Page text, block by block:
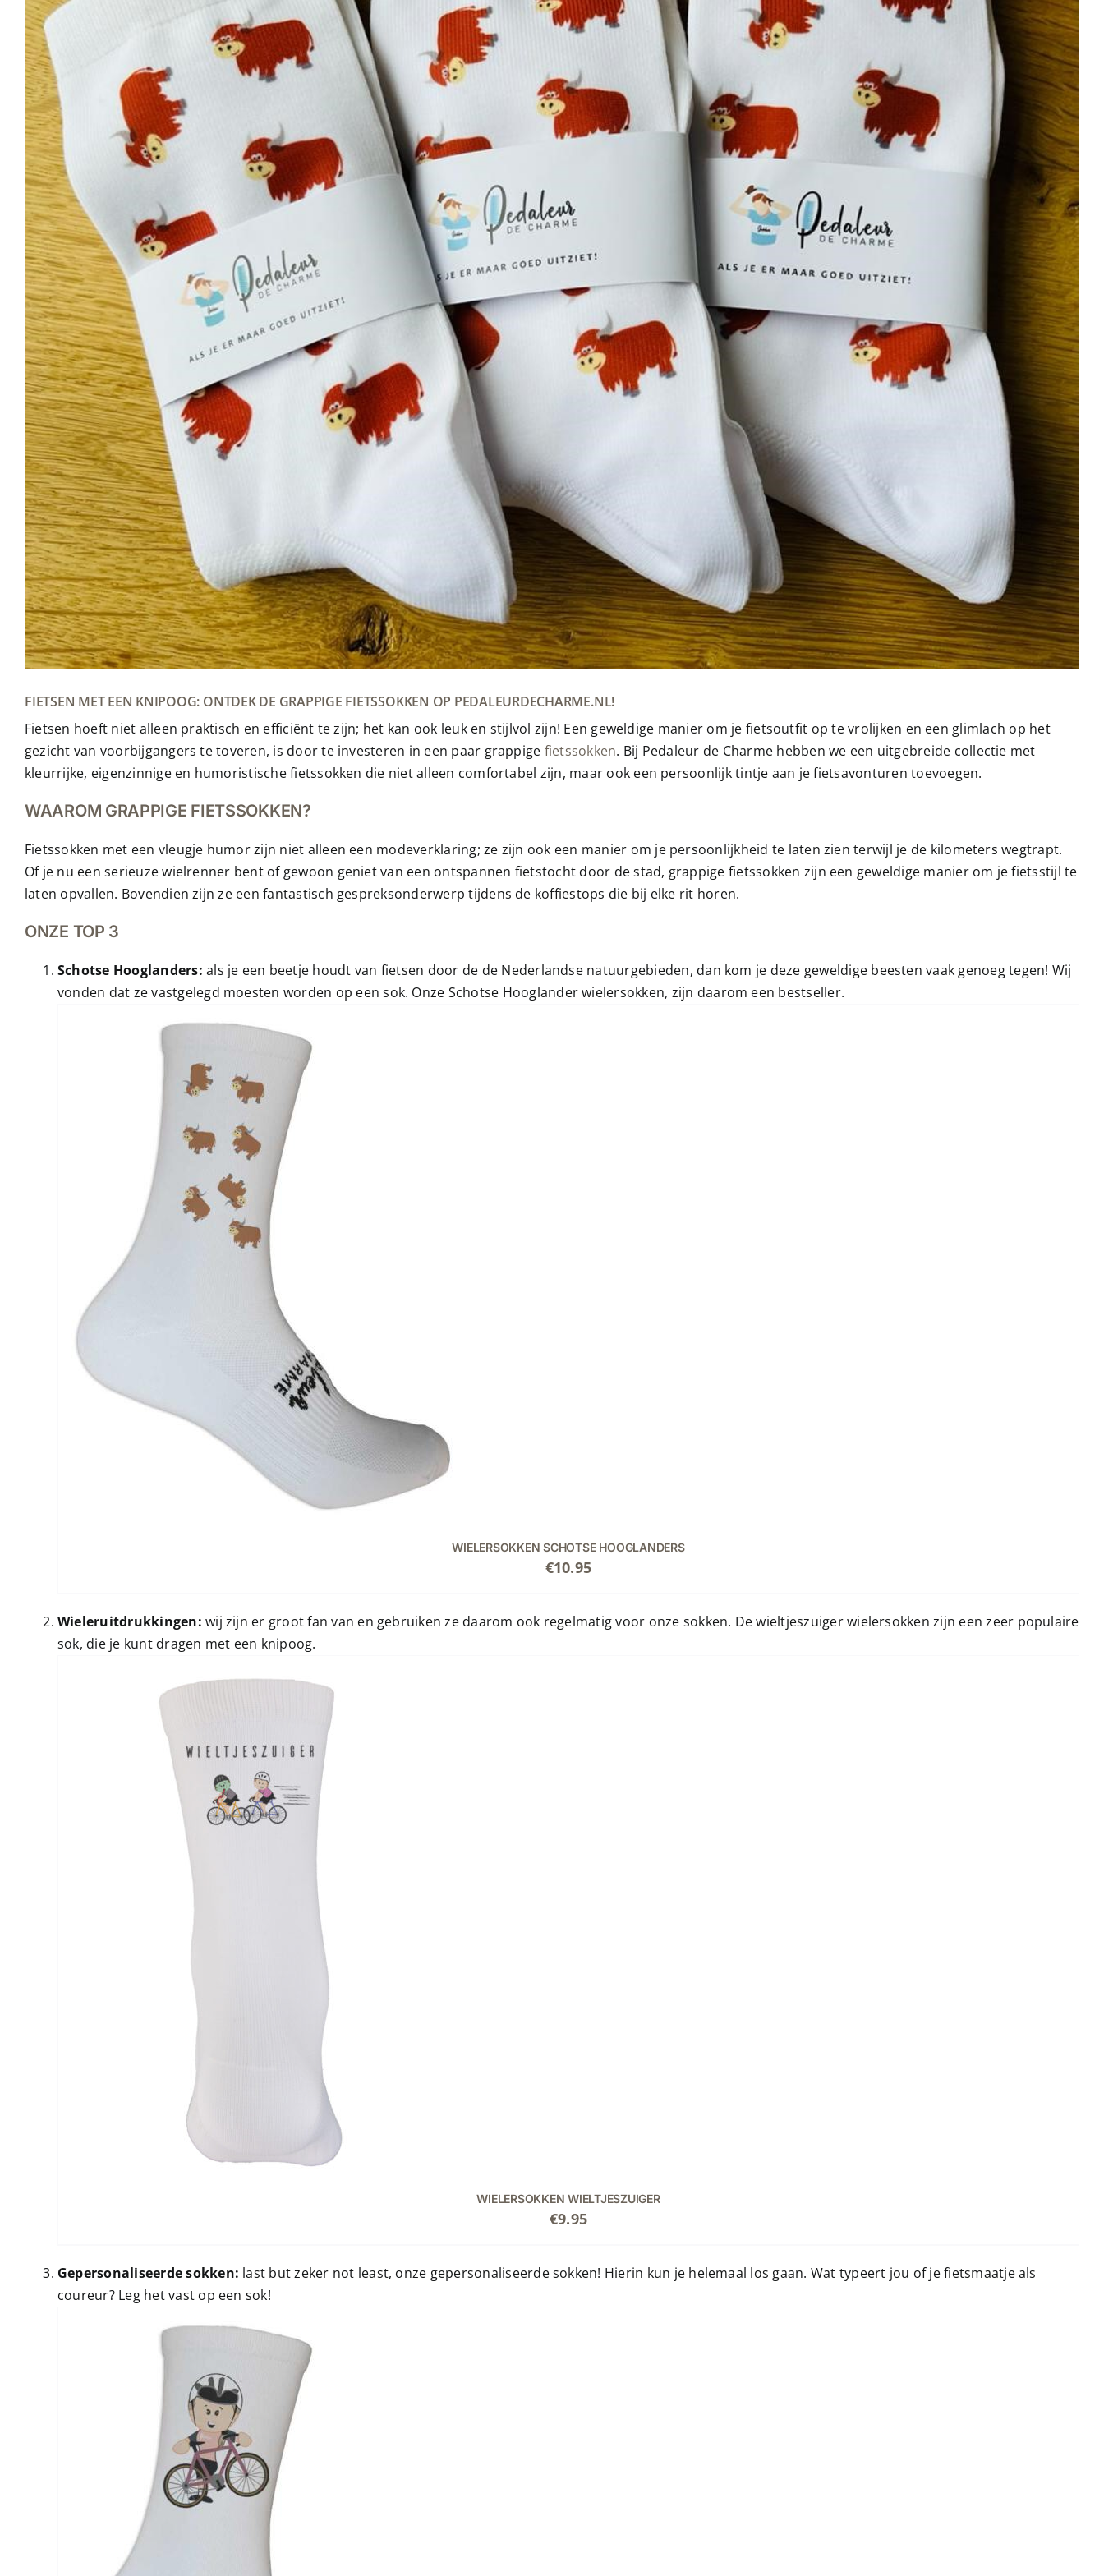
FIETSEN MET EEN KNIPOOG: ONTDEK DE GRAPPIGE FIETSSOKKEN OP PEDALEURDECHARME.NL!
Fietsen hoeft niet alleen praktisch en efficiënt te zijn; het kan ook leuk en stijlvol zijn! Een geweldige manier om je fietsoutfit op te vrolijken en een glimlach op het
gezicht van voorbijgangers te toveren, is door te investeren in een paar grappige fietssokken. Bij Pedaleur de Charme hebben we een uitgebreide collectie met
kleurrijke, eigenzinnige en humoristische fietssokken die niet alleen comfortabel zijn, maar ook een persoonlijk tintje aan je fietsavonturen toevoegen.
WAAROM GRAPPIGE FIETSSOKKEN?
Fietssokken met een vleugje humor zijn niet alleen een modeverklaring; ze zijn ook een manier om je persoonlijkheid te laten zien terwijl je de kilometers wegtrapt.
Of je nu een serieuze wielrenner bent of gewoon geniet van een ontspannen fietstocht door de stad, grappige fietssokken zijn een geweldige manier om je fietsstijl te
laten opvallen. Bovendien zijn ze een fantastisch gespreksonderwerp tijdens de koffiestops die bij elke rit horen.
ONZE TOP 3
Schotse Hooglanders: als je een beetje houdt van fietsen door de de Nederlandse natuurgebieden, dan kom je deze geweldige beesten vaak genoeg tegen! Wij
vonden dat ze vastgelegd moesten worden op een sok. Onze Schotse Hooglander wielersokken, zijn daarom een bestseller.
WIELERSOKKEN SCHOTSE HOOGLANDERS
€10.95
Wieleruitdrukkingen: wij zijn er groot fan van en gebruiken ze daarom ook regelmatig voor onze sokken. De wieltjeszuiger wielersokken zijn een zeer populaire
sok, die je kunt dragen met een knipoog.
WIELERSOKKEN WIELTJESZUIGER
€9.95
Gepersonaliseerde sokken: last but zeker not least, onze gepersonaliseerde sokken! Hierin kun je helemaal los gaan. Wat typeert jou of je fietsmaatje als
coureur? Leg het vast op een sok!